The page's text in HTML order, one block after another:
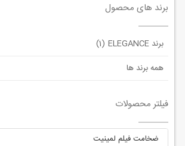
برند های محصول
برند ELEGANCE
(1)
همه برند ها
فیلتر محصولات
ضخامت فیلم لمینیت